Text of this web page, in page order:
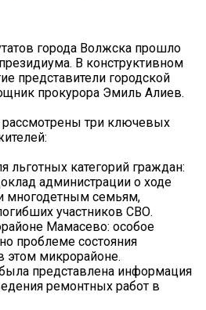
города Волжска прошло
В конструктивном
представители городской
прокурора Эмиль Алиев.
три ключевых
льготных категорий граждан:
администрации о ходе
многодетным семьям,
участников СВО.
Мамасево: особое
проблеме состояния
этом микрорайоне.
представлена информация
ремонтных работ в